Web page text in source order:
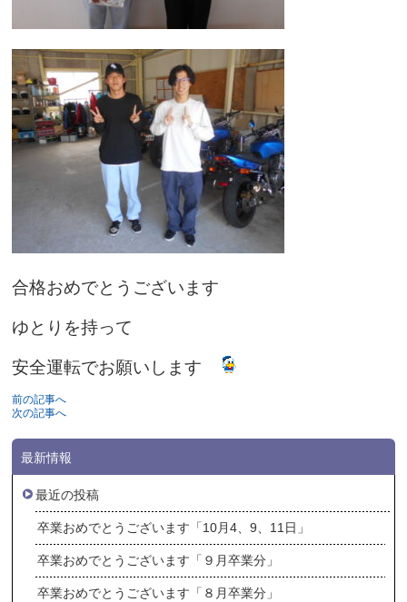
合格おめでとうございます
ゆとりを持って
安全運転でお願いします
前の記事へ
次の記事へ
最新情報
最近の投稿
卒業おめでとうございます「10月4、9、11日」
卒業おめでとうございます「９月卒業分」
卒業おめでとうございます「８月卒業分」